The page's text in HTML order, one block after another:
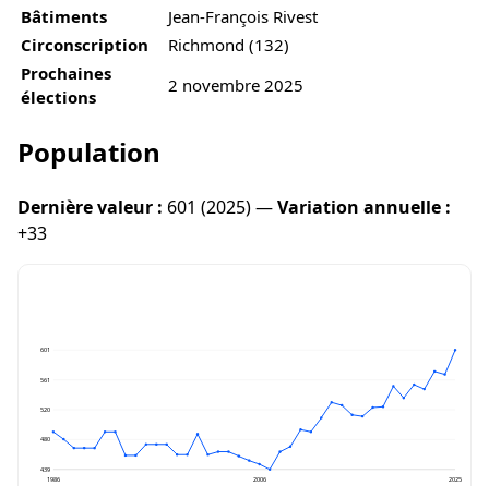
Bâtiments
Jean-François Rivest
Circonscription
Richmond (132)
Prochaines
élections
2 novembre 2025
Population
Dernière valeur : 601 (2025) —Variation annuelle :
+33
601
561
520
480
439
1986
2006 2025